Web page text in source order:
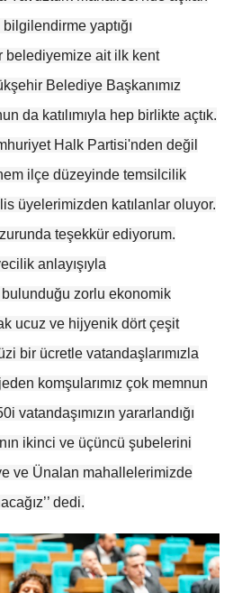
yaptığı
belediyemize ait ilk kent
Belediye Başkanımız
da katılımıyla hep birlikte açtık.
Halk Partisi'nden değil
ilçe düzeyinde temsilcilik
üyelerimizden katılanlar oluyor.
teşekkür ediyorum.
anlayışıyla
bulunduğu zorlu ekonomik
ucuz ve hijyenik dört çeşit
bir ücretle vatandaşlarımızla
komşularımız çok memnun
vatandaşımızın yararlandığı
ikinci ve üçüncü şubelerini
ve Ünalan mahallelerimizde
dedi.